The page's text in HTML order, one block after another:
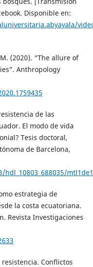
Disponible en:
(2020). “The allure of
Anthropology
de las
El modo de vida
Tesis doctoral,
de Barcelona,
estrategia de
la costa ecuatoriana.
Revista Investigaciones
Conflictos